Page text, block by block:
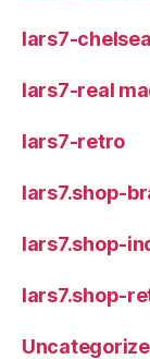
lars7-
lars7-real
lars7-retro
lars7.shop-
lars7.shop-
lars7.shop-